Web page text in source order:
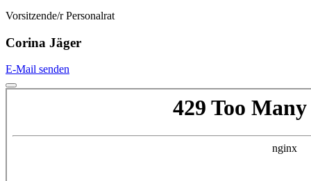
Vorsitzende/r Personalrat
Corina Jäger
E-Mail senden